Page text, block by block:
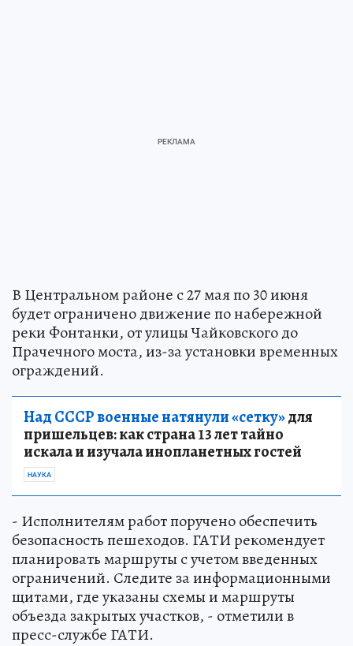
В Центральном районе с 27 мая по 30 июня
будет ограничено движение по набережной
реки Фонтанки, от улицы Чайковского до
Прачечного моста, из-за установки временных
ограждений.
Над СССР военные натянули «сетку»для
пришельцев: как страна 13 лет тайно
искала и изучала инопланетных гостей
НАУКА
- Исполнителям работ поручено обеспечить
безопасность пешеходов. ГАТИ рекомендует
планировать маршруты с учетом введенных
ограничений. Следите за информационными
щитами, где указаны схемы и маршруты
объезда закрытых участков, - отметили в
пресс-службе ГАТИ.